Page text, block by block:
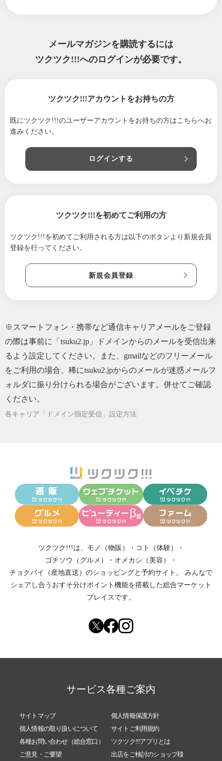
メールマガジンを購読するには
ツクツク!!!へのログインが必要です。
ツクツク!!!アカウントをお持ちの方
既にツクツク!!!のユーザーアカウントをお持ちの方はこちらへお
進みください。
ログインする
ツクツク!!!を初めてご利用の方
ツクツク!!!を初めてご利用される方は 以下のボタンより新規会員
登録を行ってください。
新規会員登録
※スマートフォン・携帯など通信キャリアメールをご登録
の際は事前に「tsuku2.jp」ドメインからのメールを受信出来
るよう設定してください。また、gmailなどのフリーメール
をご利用の場合、稀にtsuku2.jpからのメールが迷惑メールフ
ォルダに振り分けられる場合がございます。併せてご確認
ください。
各キャリア「ドメイン指定受信」設定方法
ツクツク!!!は、 モノ（物販） ・ コト（体験）
・
ゴチソウ（グルメ）
・ オメカシ（美容）
・
チョクバイ（産地直送） のショッピングと予約サイト。
みんなで
シェアし合う おすそ分けポイント機能を搭載した総合マーケット
プレイスです。
サービス各種ご案内
サイトマップ
個人情報保護方針
個人情報の取り扱いについて
サイトご利用規約
各種お問い合わせ（総合窓口）
ツクツク!!!アプリとは
ご意見・ご要望
出店をご検討のショップ様